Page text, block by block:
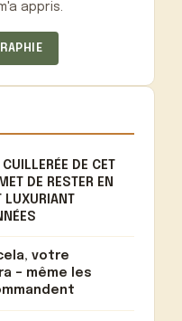
appris.
DE CET
DE RESTER EN
votre
– même les